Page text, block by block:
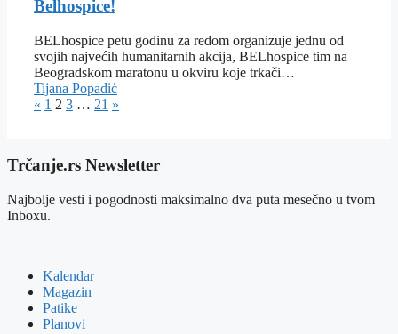
Belhospice!
BELhospice petu godinu za redom organizuje jednu od
svojih najvećih humanitarnih akcija, BELhospice tim na
Beogradskom maratonu u okviru koje trkači…
Tijana Popadić
« 1 2 3 … 21 »
Trčanje.rs Newsletter
Najbolje vesti i pogodnosti maksimalno dva puta mesečno u tvom
Inboxu.
Kalendar
Magazin
Patike
Planovi